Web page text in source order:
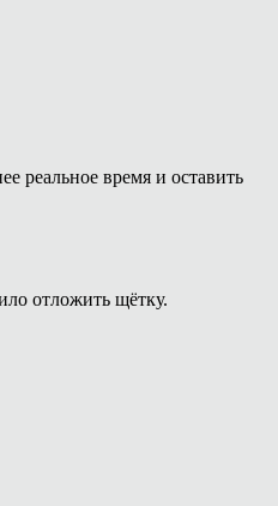
реальное время и оставить
отложить щётку.